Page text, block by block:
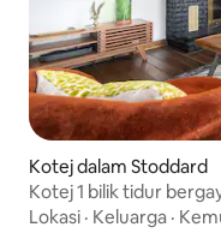
Kotej dalam Stoddard
Kotej 1 bilik tidur
Lokasi · Keluarga ·